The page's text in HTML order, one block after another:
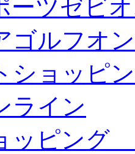
ーツゼビ
ゴルフオ
ショッピ
ライン
ッピング